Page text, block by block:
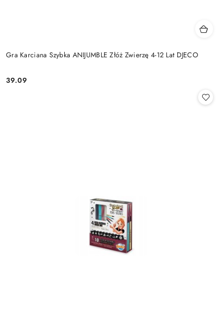
Gra Karciana Szybka ANIJUMBLE Złóż Zwierzę 4-12 Lat DJECO
Cena:
39.09